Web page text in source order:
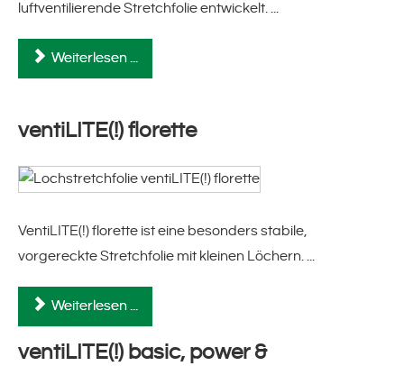
Zubehör
Kontakt
luftventilierende Stretchfolie entwickelt. ...
Weiterlesen ...
ventiLITE(!) florette
VentiLITE(!) florette ist eine besonders stabile,
vorgereckte Stretchfolie mit kleinen Löchern. ...
Weiterlesen ...
ventiLITE(!) basic, power &